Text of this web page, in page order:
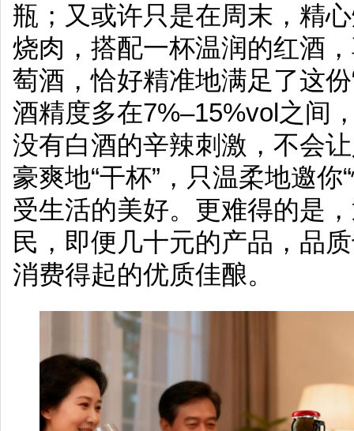
瓶；又或许只是在周末，精
烧肉，搭配一杯温润的红酒
萄酒，恰好精准地满足了这
酒精度多在7%–15%vol之间
没有白酒的辛辣刺激，不会
豪爽地“干杯”，只温柔地邀
受生活的美好。更难得的是
民，即便几十元的产品，品
消费得起的优质佳酿。